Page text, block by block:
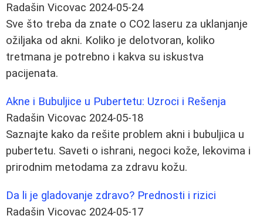
Radašin Vicovac 2024-05-24
Sve što treba da znate o CO2 laseru za uklanjanje
ožiljaka od akni. Koliko je delotvoran, koliko
tretmana je potrebno i kakva su iskustva
pacijenata.
Akne i Bubuljice u Pubertetu: Uzroci i Rešenja
Radašin Vicovac 2024-05-18
Saznajte kako da rešite problem akni i bubuljica u
pubertetu. Saveti o ishrani, negoci kože, lekovima i
prirodnim metodama za zdravu kožu.
Da li je gladovanje zdravo? Prednosti i rizici
Radašin Vicovac 2024-05-17